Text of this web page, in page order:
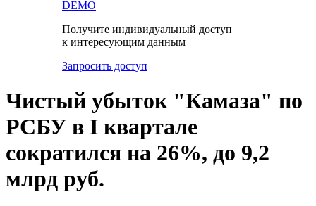
DEMO
Получите индивидуальный доступ
к интересующим данным
Запросить доступ
Чистый убыток "Камаза" по
РСБУ в I квартале
сократился на 26%, до 9,2
млрд руб.